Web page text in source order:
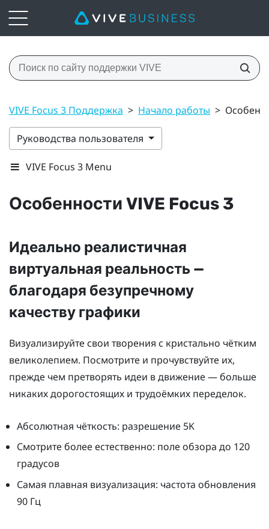
VIVE Focus 3 Поддержка > Начало работы >
Руководства пользователя
VIVE Focus 3 Menu
Особенности VIVE Focus 3
Идеально реалистичная
виртуальная реальность —
благодаря безупречному
качеству графики
Визуализируйте свои творения с кристально чётким
великолепием. Посмотрите и прочувствуйте их,
прежде чем претворять идеи в движение — больше
никаких дорогостоящих и трудоёмких переделок.
Абсолютная чёткость: разрешение 5K
Смотрите более естественно: поле обзора до 120
градусов
Самая плавная визуализация: частота обновления
90 Гц